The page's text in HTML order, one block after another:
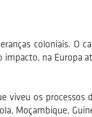
coloniais. O
impacto, na Europa
viveu os processos
Moçambique,